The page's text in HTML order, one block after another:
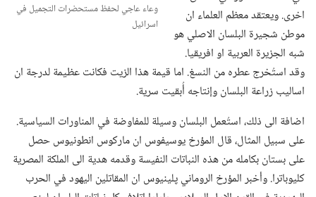
وعاء عاجي لحفظ مستحضرات التجميل في
اسرائيل
اخرى.‏ ويعتقد معظم العلماء ان
موطن شجيرة البلسان الاصلي هو
شبه الجزيرة العربية او افريقيا.‏
وقد استُخرج عطره من النسغ.‏ اما قيمة هذا الزيت فكانت عظيمة لدرجة ان
اساليب زراعة البلسان وإنتاجه أُبقيت سرية.‏
اضافة الى ذلك،‏ استُعمل البلسان وسيلة للمفاوضة في المناورات السياسية.‏
على سبيل المثال،‏ قال المؤرخ يوسيفوس ان ماركوس انطونيوس حصل
على بستان بكامله من هذه النباتات النفيسة وقدمه هدية الى الملكة المصرية
كليوباترا.‏ وأخبر المؤرخ الروماني پلينيوس ان المقاتلين اليهود في الحرب